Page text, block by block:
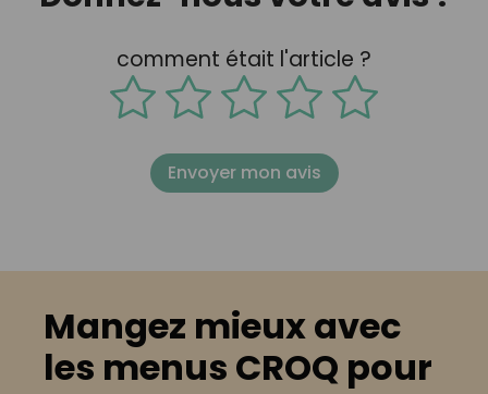
comment était l'article ?
Envoyer mon avis
Mangez mieux avec
les menus CROQ pour